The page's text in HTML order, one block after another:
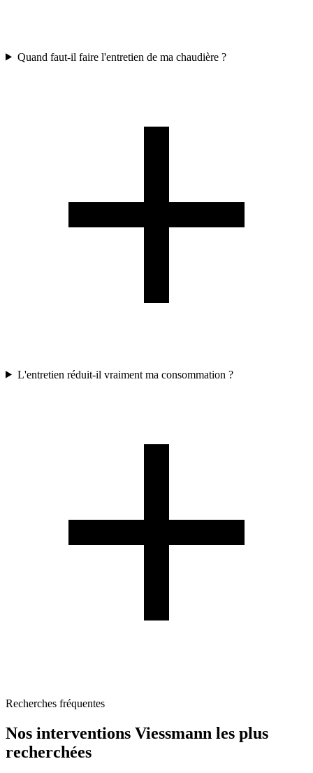
Quand faut-il faire l'entretien de ma chaudière ?
L'entretien réduit-il vraiment ma consommation ?
Recherches fréquentes
Nos interventions Viessmann les plus
recherchées